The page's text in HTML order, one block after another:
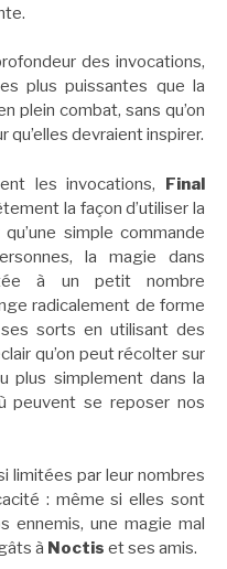
des invocations,
plus puissantes que la
plein combat, sans qu’on
devraient inspirer.
les invocations, Final
la façon d’utiliser la
simple commande
la magie dans
à un petit nombre
radicalement de forme
sorts en utilisant des
qu’on peut récolter sur
plus simplement dans la
peuvent se reposer nos
limitées par leur nombres
: même si elles sont
ennemis, une magie mal
à Noctis et ses amis.